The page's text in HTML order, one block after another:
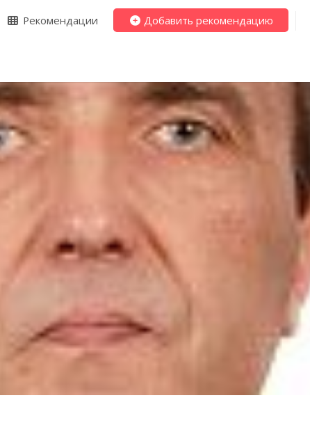
Рекомендации Добавить рекомендацию